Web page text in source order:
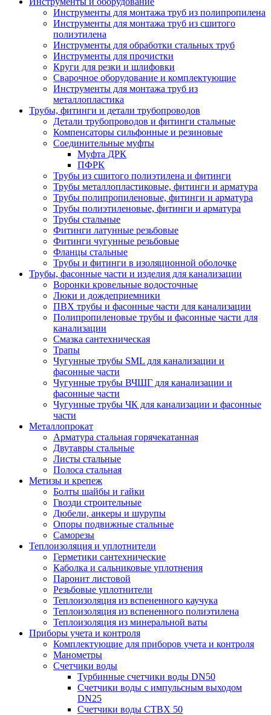
Инструменты для монтажа труб из полипропилена
Инструменты для монтажа труб из сшитого
полиэтилена
Инструменты для обработки стальных труб
Инструменты для прочистки
Круги для резки и шлифовки
Сварочное оборудование и комплектующие
Инструменты для монтажа труб из
металлопластика
Трубы, фитинги и детали трубопроводов
Детали трубопроводов и фитинги стальные
Компенсаторы сильфонные и резиновые
Соединительные муфты
Муфта ДРК
ПФРК
Трубы из сшитого полиэтилена и фитинги
Трубы металлопластиковые, фитинги и арматура
Трубы полипропиленовые, фитинги и арматура
Трубы полиэтиленовые, фитинги и арматура
Трубы стальные
Фитинги латунные резьбовые
Фитинги чугунные резьбовые
Фланцы стальные
Трубы и фитинги в изоляционной оболочке
Трубы, фасонные части и изделия для канализации
Воронки кровельные водосточные
Люки и дождеприемники
ПВХ трубы и фасонные части для канализации
Полипропиленовые трубы и фасонные части для
канализации
Смазка сантехническая
Трапы
Чугунные трубы SML для канализации и
фасонные части
Чугунные трубы ВЧШГ для канализации и
фасонные части
Чугунные трубы ЧК для канализации и фасонные
части
Металлопрокат
Арматура стальная горячекатанная
Двутавры стальные
Листы стальные
Полоса стальная
Метизы и крепеж
Болты шайбы и гайки
Гвозди строительные
Дюбели, анкеры и шурупы
Опоры подвижные стальные
Саморезы
Теплоизоляция и уплотнители
Герметики сантехнические
Каболка и сальниковые уплотнения
Паронит листовой
Резьбовые уплотнители
Теплоизоляция из вспененного каучука
Теплоизоляция из вспененного полиэтилена
Теплоизоляция из минеральной ваты
Приборы учета и контроля
Комплектующие для приборов учета и контроля
Манометры
Счетчики воды
Турбинные счетчики воды DN50
Счетчики воды с импульсным выходом
DN25
Счетчики воды СТВХ 50